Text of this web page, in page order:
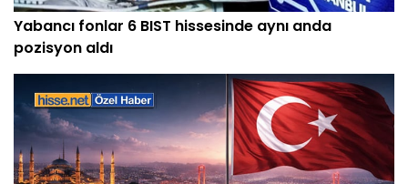
Yabancı fonlar 6 BIST hissesinde aynı anda
pozisyon aldı